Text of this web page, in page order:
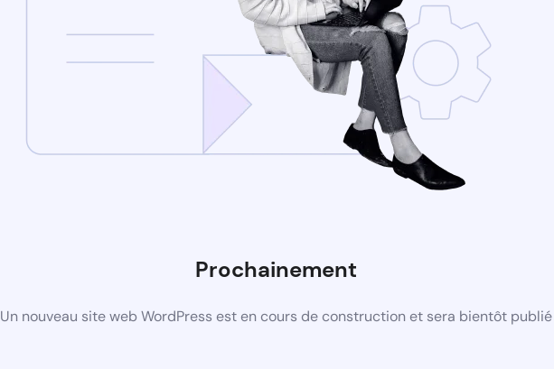
Prochainement
Un nouveau site web WordPress est en cours de construction et sera bientôt publié